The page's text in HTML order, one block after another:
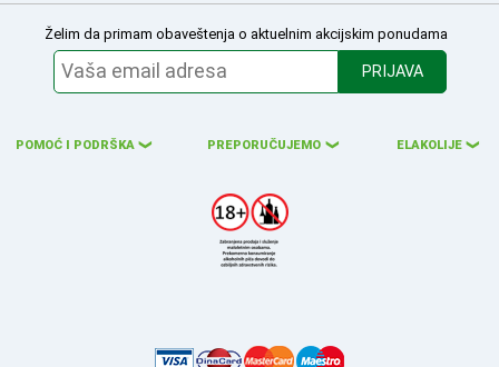
Želim da primam obaveštenja o aktuelnim akcijskim ponudama
PRIJAVA
POMOĆ I PODRŠKA ❮ PREPORUČUJEMO ❮ ELAKOLIJE ❮